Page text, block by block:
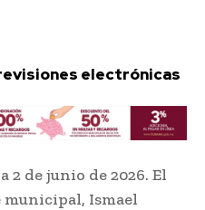
electrónicas
2 de junio de 2026. El
Ismael